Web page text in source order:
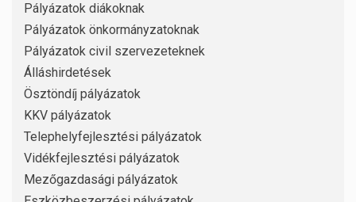
Pályázatok diákoknak
Pályázatok önkormányzatoknak
Pályázatok civil szervezeteknek
Álláshirdetések
Ösztöndíj pályázatok
KKV pályázatok
Telephelyfejlesztési pályázatok
Vidékfejlesztési pályázatok
Mezőgazdasági pályázatok